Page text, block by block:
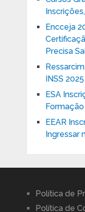
Encceja
Precisa
INSS 2025
ESA
EEAR
Ingressar
Política de
Política de